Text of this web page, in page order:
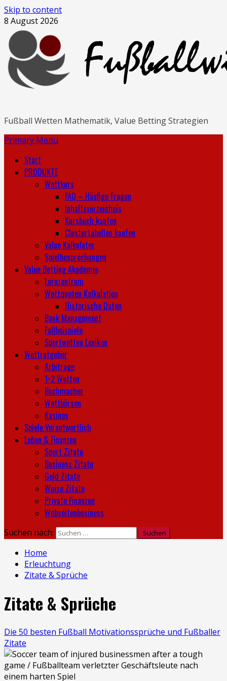
Skip to content
8 August 2026
Fußball Wetten Mathematik, Value Betting Strategien
Primary Menu
Start
PRODUKTE
Wettkurs
FAQ – Häufige Fragen
Inhaltsverzeichnis
Kursbuch kaufen
Clustertabellen kaufen
Value Kalkulator
Spielbesprechungen
Value Betting Akademie
Lernzentrum
Wettquoten Kalkulation
Historische Daten
Bank Management
Fallbeispiele
Sportwetten Lexikon
Wettratgeber
Arbitrage
1×2 Wetten
Buchmacher
Wettbörsen
Kasinos
Spiele Verantwortlich
Leben & Finanzen
Sport Zitate
Business Zitate
Geld Zitate
Weise Zitate
Private Finanzen
Webseitenbusiness
Suchen nach:
Home
Erleuchtung
Zitate & Sprüche
Zitate & Sprüche
Die 50 besten Fußball Motivationssprüche und Fußballer
Zitate